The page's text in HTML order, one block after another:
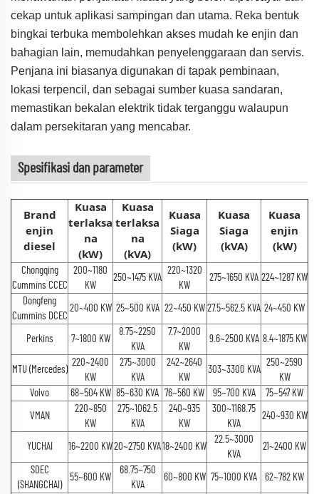
cekap untuk aplikasi sampingan dan utama. Reka bentuk
bingkai terbuka membolehkan akses mudah ke enjin dan
bahagian lain, memudahkan penyelenggaraan dan servis.
Penjana ini biasanya digunakan di tapak pembinaan,
lokasi terpencil, dan sebagai sumber kuasa sandaran,
memastikan bekalan elektrik tidak terganggu walaupun
dalam persekitaran yang mencabar.
Spesifikasi dan parameter
Brand
enjin
diesel
Kuasa
terlaksa
na
(kW)
Kuasa
terlaksa
na
(kVA)
Kuasa
Siaga
(kW)
Kuasa
Siaga
(kVA)
Kuasa
enjin
(kW)
Chongqing
Cummins CCEC
200~1180
KW
250~1475 KVA
220~1320
KW
275~1650 KVA 224~1287 KW
Dongfeng
Cummins DCEC
20~400 KW 25~500 KVA 22~450 KW 27.5~562.5 KVA 24~450 KW
Perkins 7~1800 KW
8.75~2250
KVA
7.7~2000
KW
9.6~2500 KVA 8.4~1875 KW
MTU (Mercedes)
220~2400
KW
275~3000
KVA
242~2640
KW
303~3300 KVA
250~2590
KW
Volvo
68~504 KW 85~630 KVA 76~560 KW 95~700 KVA 75~547 KW
VMAN
220~850
KW
275~1062.5
KVA
240~935
KW
300~1168.75
KVA
240~930 KW
YUCHAI 16~2200 KW20~2750 KVA18~2400 KW
22.5~3000
KVA
21~2400 KW
SDEC
(SHANGCHAI)
55~600 KW
68.75~750
KVA
60~800 KW 75~1000 KVA 62~782 KW